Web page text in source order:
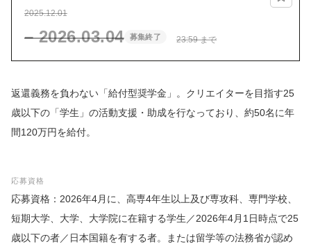
2025.12.01
– 2026.03.04 募集終了 23:59 まで
返還義務を負わない「給付型奨学金​」。クリエイターを目指す25
歳以下の「学生」の活動支援・助成を行なっており、約50名に年
間120万円を給付。
応募資格
応募資格：2026年4月に、高専4年生以上及び専攻科、専門学校、
短期大学、大学、大学院に在籍する学生／2026年4月1日時点で25
歳以下の者／日本国籍を有する者。または留学等の法務省が認め